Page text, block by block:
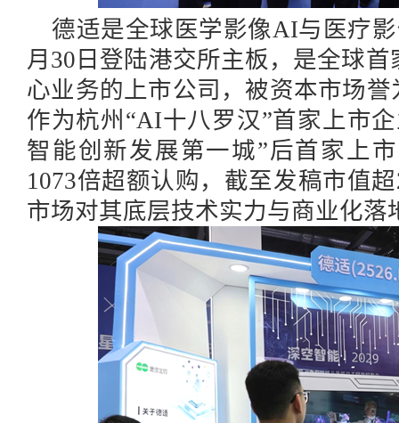
德适是全球医学影像AI与医疗
月30日登陆港交所主板，是全球
心业务的上市公司，被资本市场
作为杭州“AI十八罗汉”首家上市
智能创新发展第一城”后首家上
1073倍超额认购，截至发稿市值
市场对其底层技术实力与商业化落